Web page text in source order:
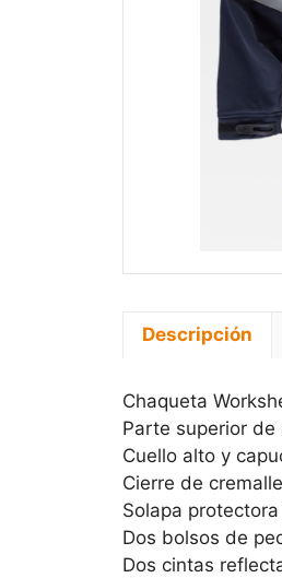
Descripción
Chaqueta
Parte superior
Cuello alto y
Cierre de
Solapa
Dos bolsos de
Dos cintas